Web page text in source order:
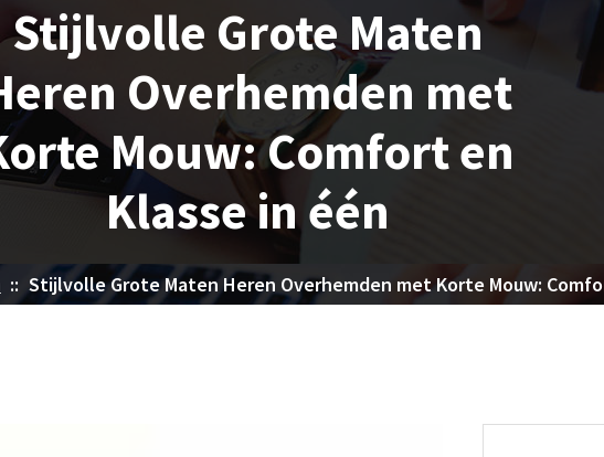
Stijlvolle Grote Maten
Overhemden met
Mouw: Comfort en
Klasse in één
:: Stijlvolle Grote Maten Heren Overhemden met Korte Mouw: